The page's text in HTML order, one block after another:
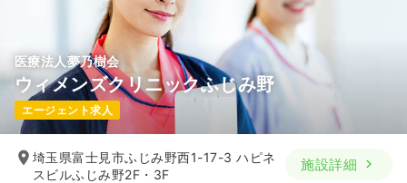
気になる 詳細を見る
医療法人夢乃樹会
ウィメンズクリニックふじみ野
エージェント求人
埼玉県富士見市ふじみ野西1-17-3 ハピネ
スビルふじみ野2F・3F
施設詳細